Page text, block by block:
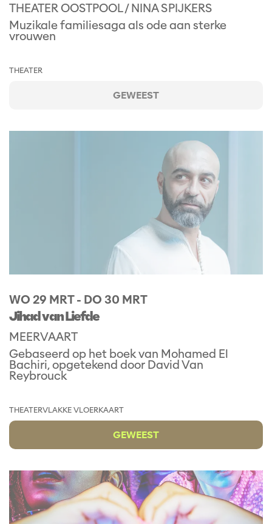
THEATER OOSTPOOL / NINA SPIJKERS
Muzikale familiesaga als ode aan sterke
vrouwen
THEATER
GEWEEST
Jihad van Liefde
MEERVAART
WO 29 MRT- DO 30 MRT
Gebaseerd op het boek van Mohamed El
Bachiri, opgetekend door David Van
Reybrouck
THEATERVLAKKE VLOERKAART
GEWEEST